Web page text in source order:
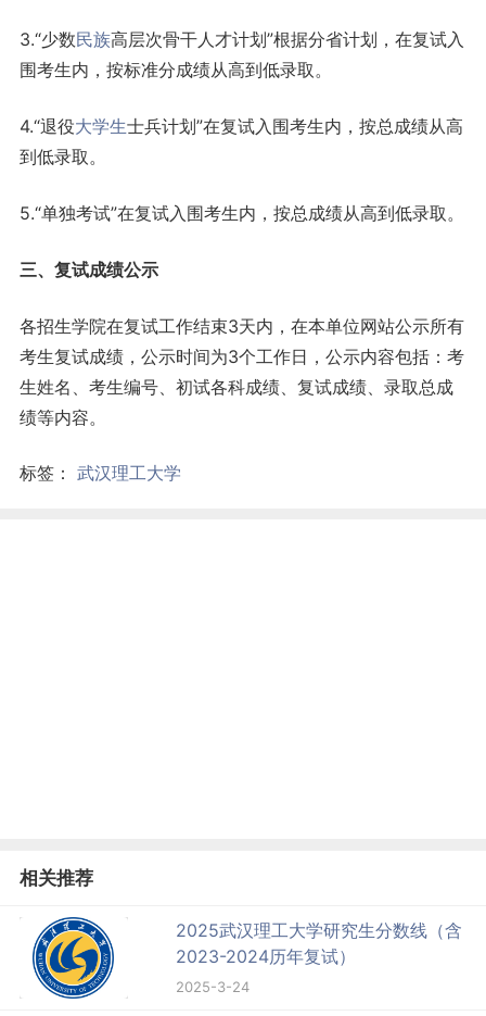
3.“少数民族高层次骨干人才计划”根据分省计划，在复试入
围考生内，按标准分成绩从高到低录取。
4.“退役大学生士兵计划”在复试入围考生内，按总成绩从高
到低录取。
5.“单独考试”在复试入围考生内，按总成绩从高到低录取。
三、复试成绩公示
各招生学院在复试工作结束3天内，在本单位网站公示所有
考生复试成绩，公示时间为3个工作日，公示内容包括：考
生姓名、考生编号、初试各科成绩、复试成绩、录取总成
绩等内容。
标签： 武汉理工大学
相关推荐
2025武汉理工大学研究生分数线（含
2023-2024历年复试）
2025-3-24